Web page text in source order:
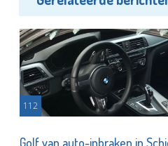
112
Golf van auto-inbraken in